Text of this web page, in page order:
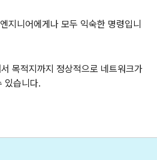
지니어에게나 모두 익숙한 명령입니
목적지까지 정상적으로 네트워크가
있습니다.